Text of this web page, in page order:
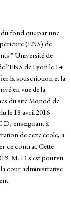
fond que par une
(ENS) de
" Université de
l'ENS de Lyon le 14
la souscription et la
en vue de la
du site Monod de
le 18 avril 2016
D, enseignant à
de cette école, a
ce contrat. Cette
M. D s'est pourvu
cour administrative